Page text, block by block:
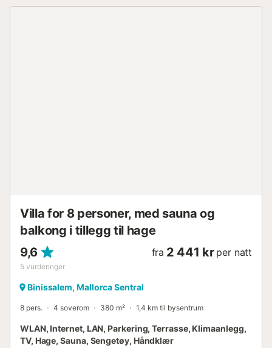
Villa for 8 personer, med sauna og
balkong i tillegg til hage
9,6
5 vurderinger
fra 2 441 kr per natt
Binissalem, Mallorca Sentral
8 pers. 4 soverom 380 m² 1,4 km til bysentrum
WLAN, Internet, LAN, Parkering, Terrasse, Klimaanlegg,
TV, Hage, Sauna, Sengetøy, Håndklær